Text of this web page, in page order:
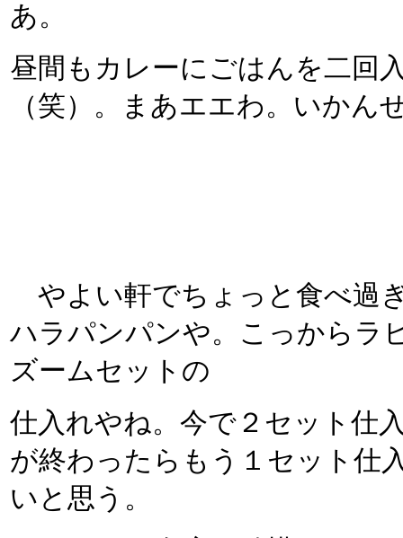
あ。
昼間もカレーにごはんを二回
（笑）。まあエエわ。いかん
やよい軒でちょっと食べ過
ハラパンパンや。こっからラ
ズームセットの
仕入れやね。今で２セット仕
が終わったらもう１セット仕
いと思う。